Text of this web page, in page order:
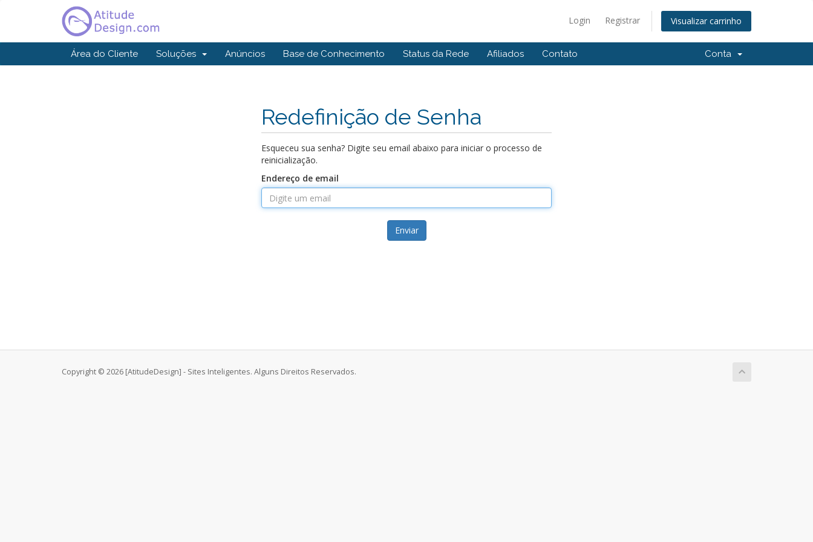
Login Registrar Visualizar carrinho
Área do Cliente Soluções Anúncios Base de Conhecimento Status da Rede Afiliados Contato Conta
Redefinição de Senha
Esqueceu sua senha? Digite seu email abaixo para iniciar o processo de
reinicialização.
Endereço de email
Enviar
Copyright © 2026 [AtitudeDesign] - Sites Inteligentes. Alguns Direitos Reservados.